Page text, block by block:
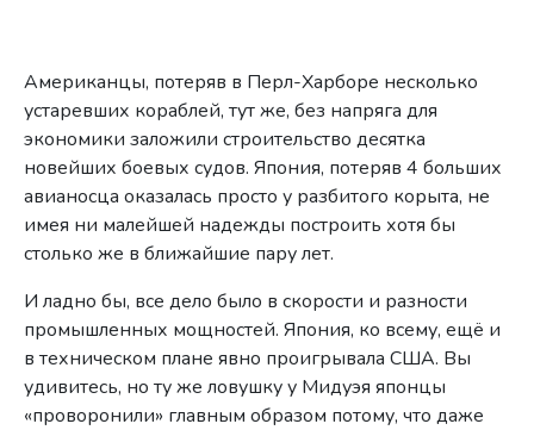
Американцы, потеряв в Перл-Харборе несколько
устаревших кораблей, тут же, без напряга для
экономики заложили строительство десятка
новейших боевых судов. Япония, потеряв 4 больших
авианосца оказалась просто у разбитого корыта, не
имея ни малейшей надежды построить хотя бы
столько же в ближайшие пару лет.
И ладно бы, все дело было в скорости и разности
промышленных мощностей. Япония, ко всему, ещё и
в техническом плане явно проигрывала США. Вы
удивитесь, но ту же ловушку у Мидуэя японцы
«проворонили» главным образом потому, что даже